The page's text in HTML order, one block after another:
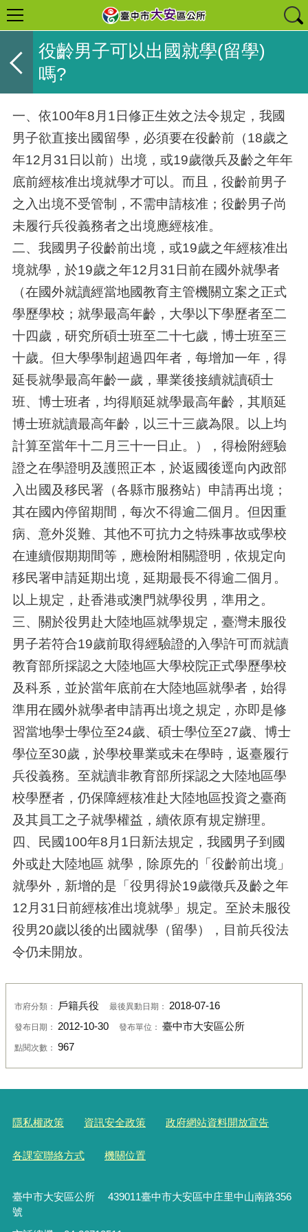
役齡男子可以出國就學(留學)
嗎?
一、依100年8月1日修正生效之法令規定，我國
男子欲直接出國留學，必須要在役齡前（18歲之
年12月31日以前）出境，或19歲徵兵及齡之年年
底前經核准出境就學才可以。而且，役齡前男子
之入出境不受管制，不需申請核准；役齡男子尚
未履行兵役義務者之出境應經核准。
二、我國男子役齡前出境，或19歲之年經核准出
境就學，於19歲之年12月31日前在國外就學者
（在國外就讀經當地國教育主管機關立案之正式
學歷學校；就學最高年齡，大學以下學歷者至二
十四歲，研究所碩士班至二十七歲，博士班至三
十歲。但大學學制超過四年者，每增加一年，得
延長就學最高年齡一歲，畢業後接續就讀碩士
班、博士班者，均得順延就學最高年齡，其順延
博士班就讀最高年齡，以三十三歲為限。以上均
計算至當年十二月三十一日止。），得檢附經驗
證之在學證明及護照正本，於返國後逕向內政部
入出國及移民署（各縣市服務站）申請再出境；
其在國內停留期間，每次不得逾二個月。但因重
病、意外災難、其他不可抗力之特殊事故或學校
在連續假期期間等，應檢附相關證明，依規定向
移民署申請延期出境，延期最長不得逾二個月。
以上規定，赴香港或澳門就學役男，準用之。
三、關於役男赴大陸地區就學規定，臺灣未服役
男子若符合19歲前取得經驗證的入學許可而就讀
教育部所採認之大陸地區大學校院正式學歷學校
及科系，並於當年底前在大陸地區就學者，始得
準用在國外就學者申請再出境之規定，亦即是修
習當地學士學位至24歲、碩士學位至27歲、博士
學位至30歲，於學校畢業或未在學時，返臺履行
兵役義務。至就讀非教育部所採認之大陸地區學
校學歷者，仍保障經核准赴大陸地區投資之臺商
及其員工之子就學權益，續依原有規定辦理。
四、民國100年8月1日新法規定，我國男子到國
外或赴大陸地區 就學，除原先的「役齡前出境」
就學外，新增的是「役男得於19歲徵兵及齡之年
12月31日前經核准出境就學」規定。至於未服役
役男20歲以後的出國就學（留學），目前兵役法
令仍未開放。
市府分類： 戶籍兵役 最後異動日期： 2018-07-16
發布日期： 2012-10-30 發布單位： 臺中市大安區公所
點閱次數： 967
隱私權政策 資訊安全政策 政府網站資料開放宣告
各課室聯絡方式 機關位置
臺中市大安區公所 439011臺中市大安區中庄里中山南路356
號